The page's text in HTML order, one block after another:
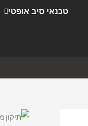
טכנאי סיב אופטי
ק
ת